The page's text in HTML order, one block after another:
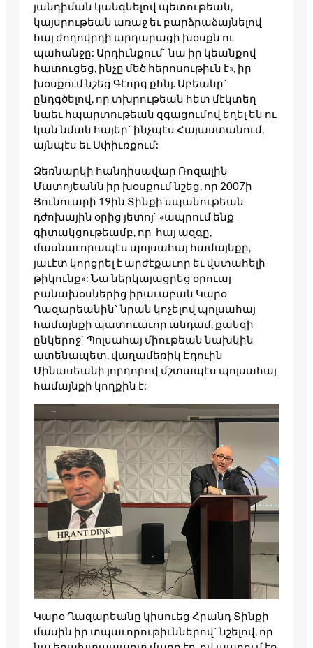
յանդիման կանգնելով պետութեան,
կայսրութեան առաջ եւ բարձրաձայնելով
հայ ժողովրդի արդարացի խօսքն ու
պահանջը: Արդիւնքում` նա իր կեանքով
հատուցեց, ինչը մեծ հերոսութիւն է», իր
խօսքում նշեց Գէորգ քհնյ. Աբեանը`
ընդգծելով, որ տխրութեան հետ մէկտեղ
նաեւ հպարտութեան զգացումով եղել են ու
կան նման հայեր` ինչպէս Հայաստանում,
այնպէս եւ Սփիւռքում:
Ձեռնարկի հանդիսավար Ռոզալին
Մատոյեանն իր խօսքում նշեց, որ 2007ի
Յունուարի 19ին Տինքի սպանութեան
դժոխային օրից յետոյ` «ապրում ենք
գիտակցութեամբ, որ հայ ազգը,
մասնաւորապէս պոլսահայ համայնքը,
յաւէտ կորցրել է արժէքաւոր եւ վստահելի
թիկունք»: Նա ներկայացրեց օրուայ
բանախօսներից իրաւաբան Կարօ
Ղազարեանին` նրան կոչելով պոլսահայ
համայնքի պատուաւոր անդամ, քանզի
ընկերոջ` Պոլսահայ միութեան նախկին
ատենապետ, վաղամեռիկ Էդուին
Մինասեանի յորդորով մշտապէս պոլսահայ
համայնքի կողքին է:
Կարօ Ղազարեանը կիսուեց Հրանդ Տինքի
մասին իր տպաւորութիւններով` նշելով, որ